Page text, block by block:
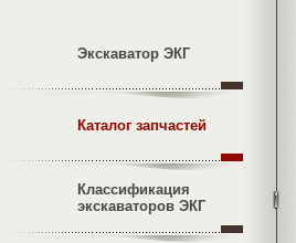
Экскаватор ЭКГ
Каталог запчастей
Классификация
экскаваторов ЭКГ